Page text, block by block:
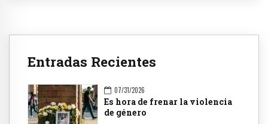
Entradas Recientes
07/31/2026
Es hora de frenar la violencia
de género